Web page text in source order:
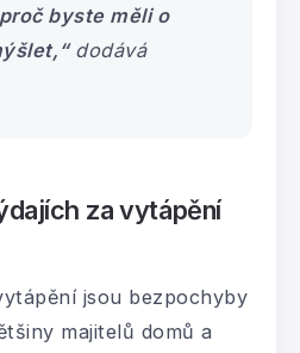
byste měli o
dodává
za vytápění
jsou bezpochyby
majitelů domů a